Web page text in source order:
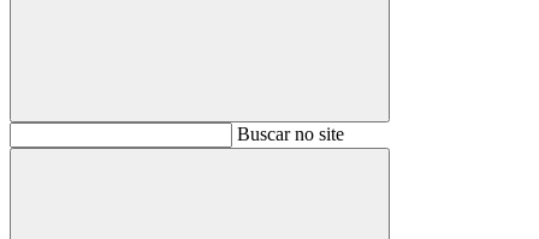
BuscarBuscar no site